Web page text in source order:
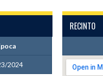
2024
RECINTO